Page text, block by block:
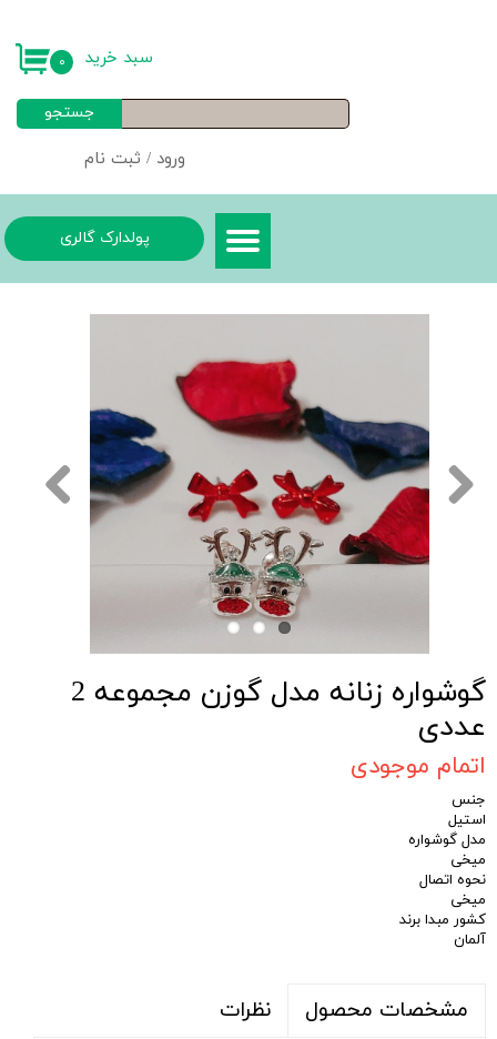
ورود / ثبت نام
خروج از حساب کاربری
جستجو
۰ سبد خرید
پولدارک گالری
گوشواره زنانه مدل گوزن مجموعه 2
عددی
اتمام موجودی
جنس
استیل
مدل گوشواره
میخی
نحوه اتصال
میخی
کشور مبدا برند
آلمان
مشخصات محصول نظرات